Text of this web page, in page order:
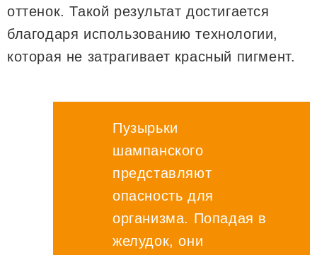
оттенок. Такой результат достигается
благодаря использованию технологии,
которая не затрагивает красный пигмент.
Пузырьки
шампанского
представляют
опасность для
организма. Попадая в
желудок, они